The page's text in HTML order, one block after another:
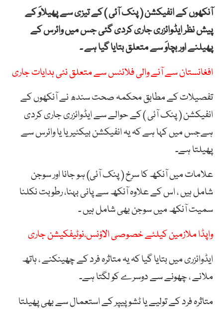
آنکھوں کے انفیکشن ( پنک آئی ) کے تیزی سے پھیلاوَ کے
پیش نظر ایڈوائزری جاری کردی گئی جس میں وائرس کے
پھیلنے اور بچاوَ سے متعلق بتایا گیا ہے ۔
افغانستان سے آنے والی فلائٹس سے متعلق نئی ہدایات جاری
تفصیلات کے مطابق محکمہ صحت سندھ نے آنکھوں کے
انفیکشن ( پنک آئی ) کے حوالے سے ایڈوائزری جاری کردی
ہےجس میں کہا ہے کہ یہ انفیکشن بیکٹیریا یا وائرس سے
پھیلتا ہے۔
علامات میں آنکھ کا سرخ ( پنک آئی) ہو جانا اور سوجن
شامل ہیں ، اس کے علاوہ آنکھ سے پانی بہنا، رطوبت نکلنا
سمیت آنکھ میں سوجن بھی شامل ہیں ۔
واپڈا ملازمین کیلئے خصوصی الاؤنس،نوٹیفکیشن جاری
ایڈوائزری میں بتایا گیا کہ یہ متاثرہ فرد کے چھینکنے ، ہاتھ
ملانے ، چھونے سے دوسرے کو لگتا ہے۔
متاثرہ فرد کے تولیے یا ٹشو پیپر کے استعمال سے بھی پھیلتا